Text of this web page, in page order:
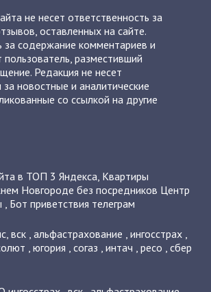
не несет ответственность за
оставленных на сайте.
за содержание комментариев и
разместивший
Редакция не несет
новостные и аналитические
со ссылкой на другие
в ТОП 3 Яндекса Квартиры
Новгороде без посредников Центр
Бот приветствия телеграм
,вск ,альфастрахование ,ингосстрах
,югория ,согаз ,интач ,ресо ,сбер